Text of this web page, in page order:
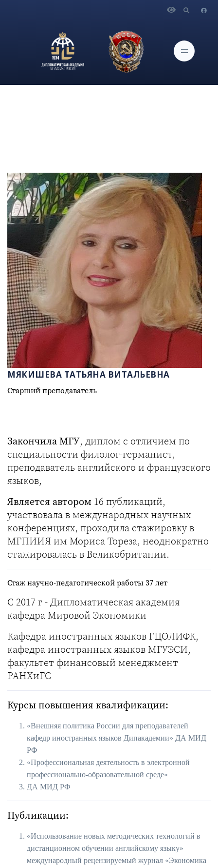
МЯКИШЕВА ТАТЬЯНА ВИТАЛЬЕВНА
Старший преподаватель
Закончила МГУ, диплом с отличием по
специальности филолог-германист,
преподаватель английского и французского
языков,
Является автором 16 публикаций,
участвовала в международных научных
конференциях, проходила стажировку в
МГПИИЯ им Мориса Тореза, неоднократно
стажировалась в Великобритании.
Стаж научно-педагогической работы 37 лет
С 2017 г - Дипломатическая академия
кафедра Мировой Экономики
Кафедра иностранных языков ГЦОЛИФК,
кафедра иностранных языков МГУЭСИ,
факультет финансовый менеджмент
РАНХиГС
Курсы повышения квалификации:
«Внешняя политика России для преподавателей
кафедр иностранных языков Дипакадемии» ДА МИД
РФ
«Профессиональная деятельность в электронной
профессионально-образовательной среде»
ДА МИД РФ
Публикации:
«Использование новых методических технологий в
дистанционном обучении английскому языку»
международный рецензируемый журнал «Экономика